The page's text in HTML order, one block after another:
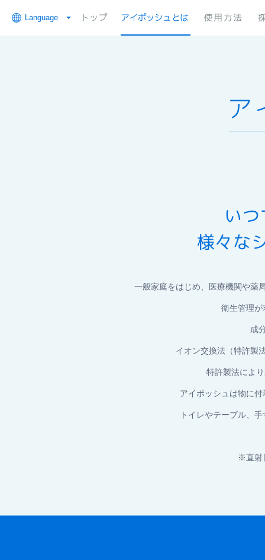
Language
一般家庭をはじめ、医療機関や薬
衛生管理が
成
イオン交換法（特許製
特許製法によ
アイポッシュは物に
トイレやテーブル、
※直射